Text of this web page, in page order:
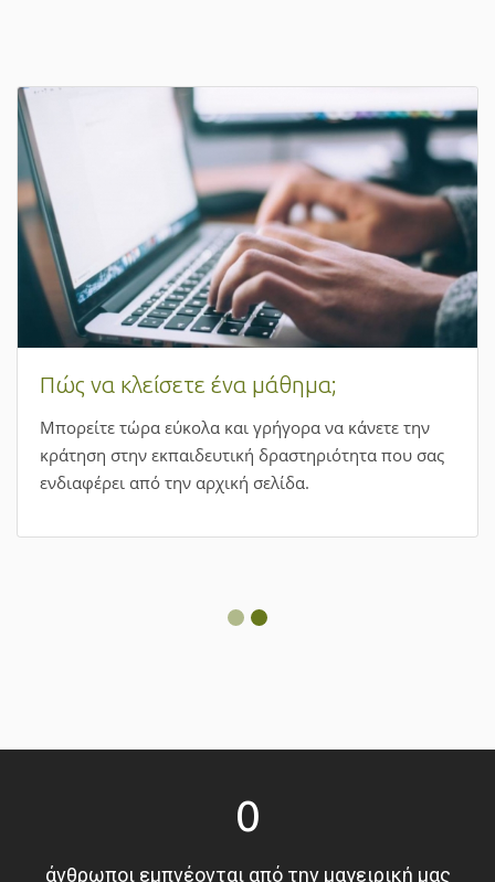
Πώς να κλείσετε ένα μάθημα;
Μπορείτε τώρα εύκολα και γρήγορα να κάνετε την
κράτηση στην εκπαιδευτική δραστηριότητα που σας
ενδιαφέρει από την αρχική σελίδα.
0
άνθρωποι εμπνέονται από την μαγειρική μας